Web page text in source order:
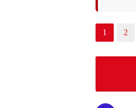
1 2